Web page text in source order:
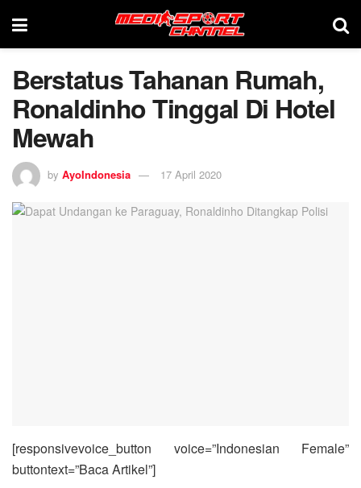
Berstatus Tahanan Rumah,
Ronaldinho Tinggal Di Hotel
Mewah
by AyoIndonesia 17 April 2020
[responsivevoice_button voice=”Indonesian Female”
buttontext=”Baca Artikel”]